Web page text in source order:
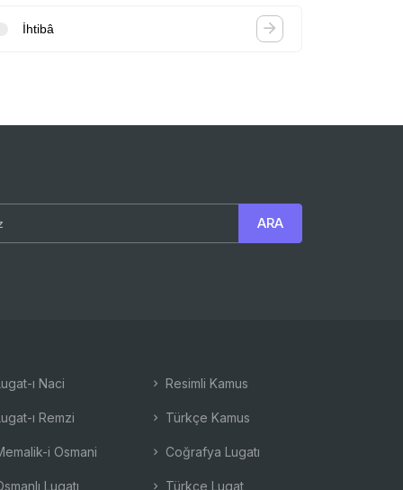
İhtibâ
ı Naci
ı Remzi
i Osmani
Lugatı
Resimli Kamus
Türkçe Kamus
Coğrafya Lugatı
Türkçe Lugat